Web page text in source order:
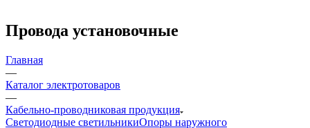
Провода установочные
Главная
—
Каталог электротоваров
—
Кабельно-проводниковая продукция
Светодиодные светильникиОпоры наружного